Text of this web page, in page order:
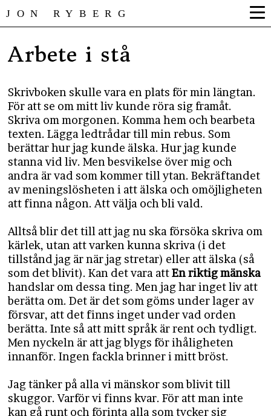
JON RYBERG
Arbete i stå
Skrivboken skulle vara en plats för min längtan.
För att se om mitt liv kunde röra sig framåt.
Skriva om morgonen. Komma hem och bearbeta
texten. Lägga ledtrådar till min rebus. Som
berättar hur jag kunde älska. Hur jag kunde
stanna vid liv. Men besvikelse över mig och
andra är vad som kommer till ytan. Bekräftandet
av meningslösheten i att älska och omöjligheten
att finna någon. Att välja och bli vald.
Alltså blir det till att jag nu ska försöka skriva om
kärlek, utan att varken kunna skriva (i det
tillstånd jag är när jag stretar) eller att älska (så
som det blivit). Kan det vara attEn riktig mänska
handslar om dessa ting. Men jag har inget liv att
berätta om. Det är det som göms under lager av
försvar, att det finns inget under vad orden
berätta. Inte så att mitt språk är rent och tydligt.
Men nyckeln är att jag blygs för ihåligheten
innanför. Ingen fackla brinner i mitt bröst.
Jag tänker på alla vi mänskor som blivit till
skuggor. Varför vi finns kvar. För att man inte
kan gå runt och förinta alla som tycker sig